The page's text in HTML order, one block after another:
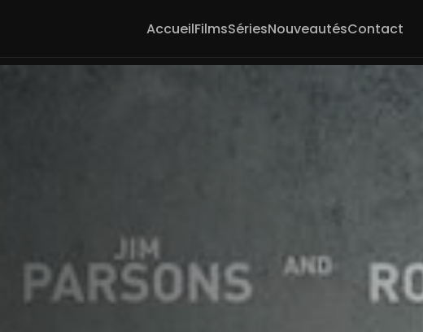
AccueilFilmsSériesNouveautésContact